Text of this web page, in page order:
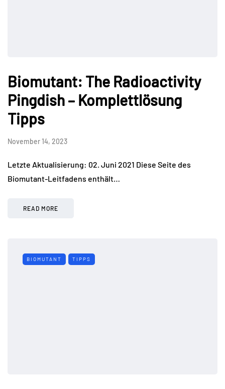
Biomutant: The Radioactivity
Pingdish – Komplettlösung
Tipps
November 14, 2023
Letzte Aktualisierung: 02. Juni 2021 Diese Seite des
Biomutant-Leitfadens enthält…
READ MORE
BIOMUTANT TIPPS